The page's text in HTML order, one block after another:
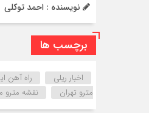
نویسنده : احمد توکلی
برچسب ها
اخبار ریلی راه آهن
مترو تهران
نقشه مترو